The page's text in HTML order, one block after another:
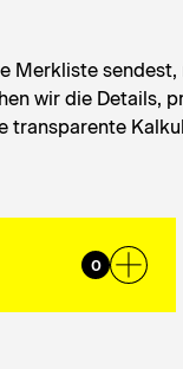
Merkliste sendest,
wir die Details,
transparente
0